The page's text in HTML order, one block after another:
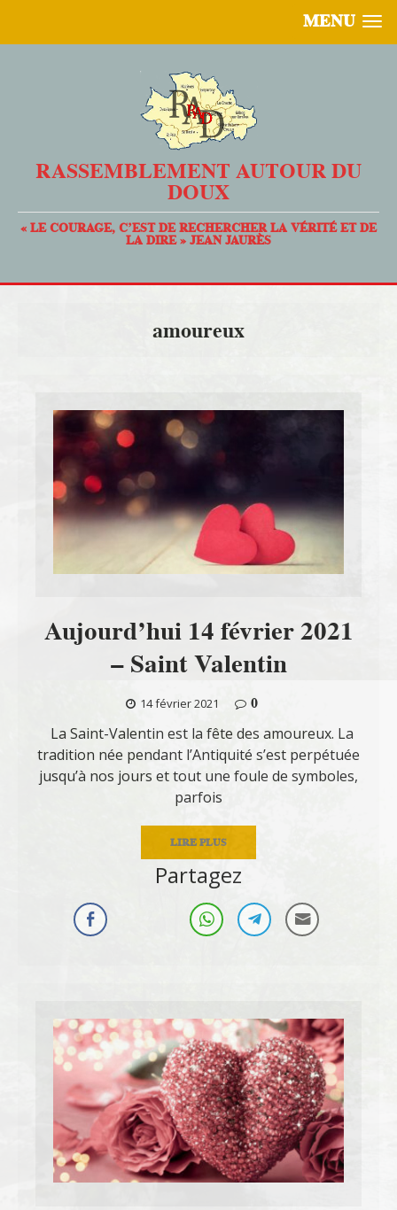
MENU
RASSEMBLEMENT AUTOUR DU
DOUX
« LE COURAGE, C’EST DE RECHERCHER LA VÉRITÉ ET DE
LA DIRE » JEAN JAURÈS
amoureux
Aujourd’hui 14 février 2021
– Saint Valentin
14 février 2021
0
La Saint-Valentin est la fête des amoureux. La
tradition née pendant l’Antiquité s’est perpétuée
jusqu’à nos jours et tout une foule de symboles,
parfois
LIRE PLUS
Partagez